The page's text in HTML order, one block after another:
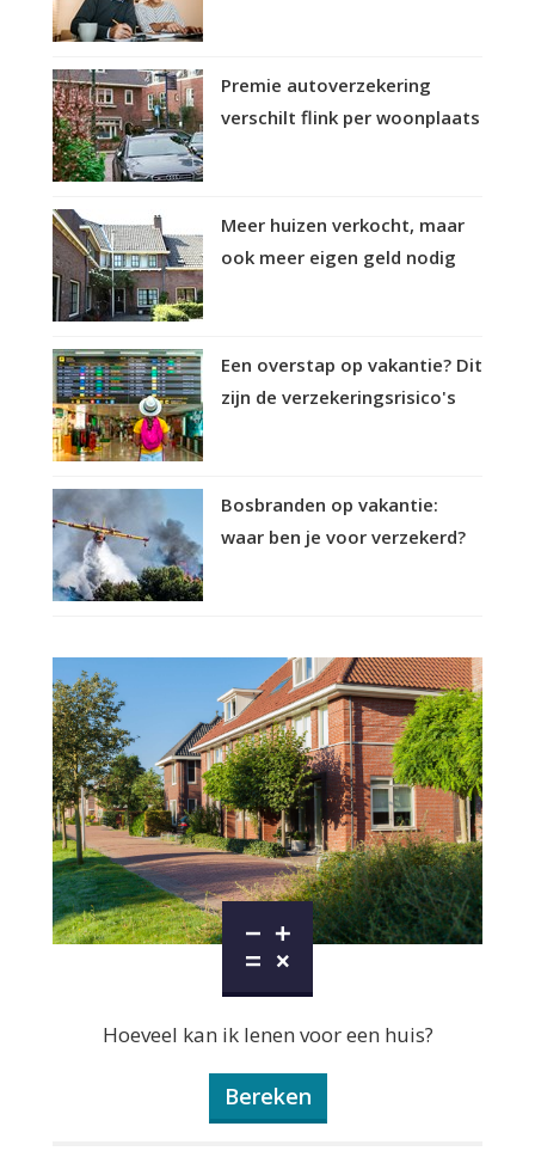
Premie autoverzekering
verschilt flink per woonplaats
Meer huizen verkocht, maar
ook meer eigen geld nodig
Een overstap op vakantie? Dit
zijn de verzekeringsrisico's
Bosbranden op vakantie:
waar ben je voor verzekerd?
Hoeveel kan ik lenen voor een huis?
Bereken